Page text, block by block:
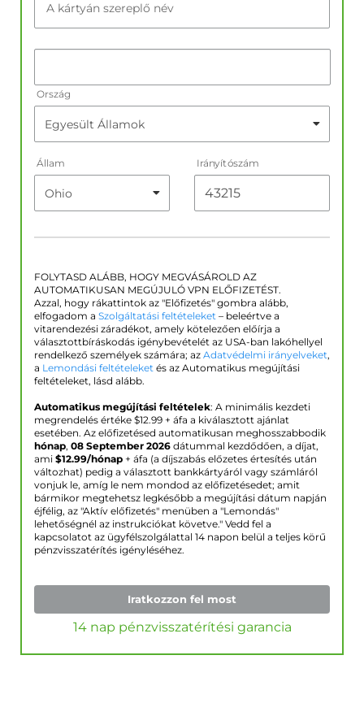
A kártyán szereplő név
Ország
Állam Irányítószám
FOLYTASD ALÁBB, HOGY MEGVÁSÁROLD AZ
AUTOMATIKUSAN MEGÚJULÓ VPN ELŐFIZETÉST.
Azzal, hogy rákattintok az "Előfizetés" gombra alább,
elfogadom a Szolgáltatási feltételeket – beleértve a
vitarendezési záradékot, amely kötelezően előírja a
választottbíráskodás igénybevételét az USA-ban lakóhellyel
rendelkező személyek számára; az Adatvédelmi irányelveket,
a Lemondási feltételeket és az Automatikus megújítási
feltételeket, lásd alább.
Automatikus megújítási feltételek: A minimális kezdeti
megrendelés értéke $12.99 + áfa a kiválasztott ajánlat
esetében. Az előfizetésed automatikusan meghosszabbodik
hónap, 08 September 2026 dátummal kezdődően, a díjat,
ami $12.99/hónap + áfa (a díjszabás előzetes értesítés után
változhat) pedig a választott bankkártyáról vagy számláról
vonjuk le, amíg le nem mondod az előfizetésedet; amit
bármikor megtehetsz legkésőbb a megújítási dátum napján
éjfélig, az "Aktív előfizetés" menüben a "Lemondás"
lehetőségnél az instrukciókat követve." Vedd fel a
kapcsolatot az ügyfélszolgálattal 14 napon belül a teljes körű
pénzvisszatérítés igényléséhez.
Iratkozzon fel most
14 nap pénzvisszatérítési garancia